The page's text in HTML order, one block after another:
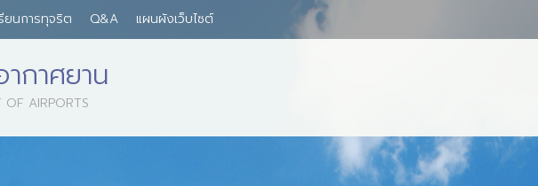
ยนการทุจริต Q&A แผนผังเว็บไซต์
กาศยาน
OF AIRPORTS